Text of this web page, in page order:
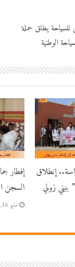
يطلق حملة
الوطنية
إنطلاق
ببني زولي
إفطار
السجن
مايو 16, 2024